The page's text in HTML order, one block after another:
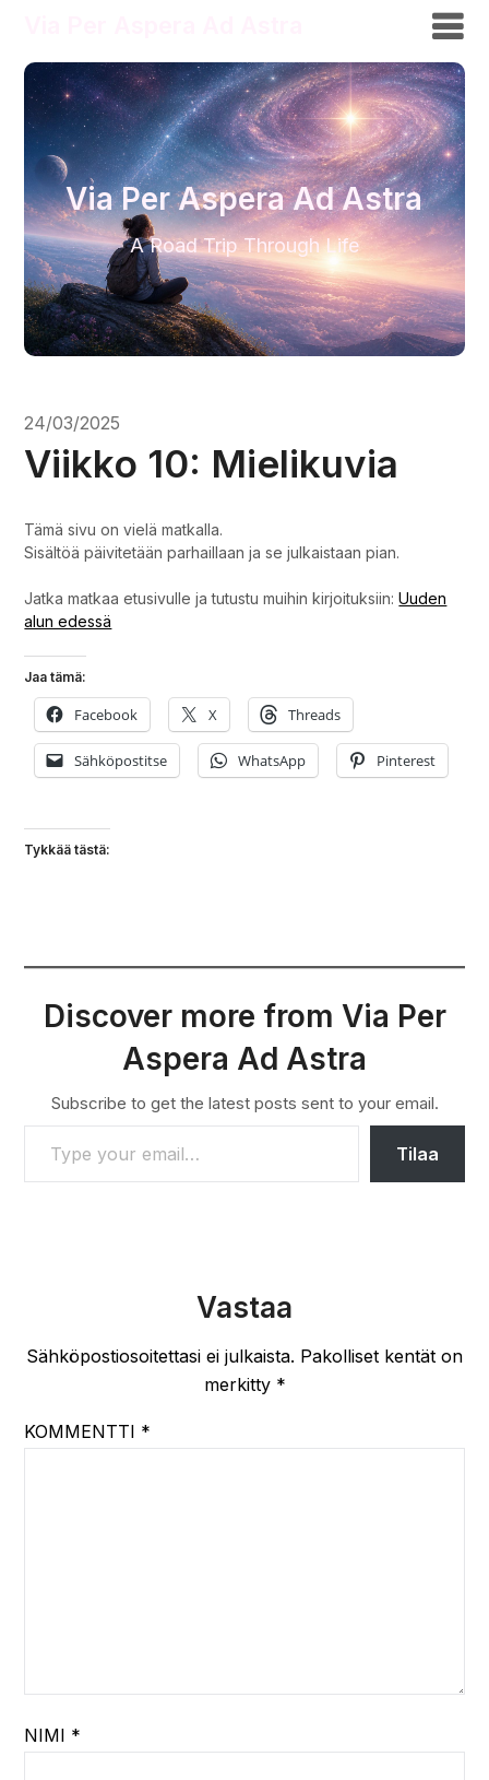
Via Per Aspera Ad Astra
A Road Trip Through Life
24/03/2025
Viikko 10: Mielikuvia
Tämä sivu on vielä matkalla.
Sisältöä päivitetään parhaillaan ja se julkaistaan pian.
Jatka matkaa etusivulle ja tutustu muihin kirjoituksiin:Uuden
alun edessä
Jaa tämä:
Facebook X Threads
Sähköpostitse WhatsApp Pinterest
Tykkää tästä:
Discover more from Via Per
Aspera Ad Astra
Subscribe to get the latest posts sent to your email.
TYPE YOUR EMAIL…
Tilaa
Vastaa
Sähköpostiosoitettasi ei julkaista. Pakolliset kentät on
merkitty *
KOMMENTTI *
NIMI *